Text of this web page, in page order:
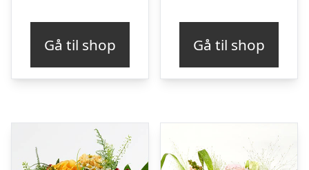
Gå til shop Gå til shop